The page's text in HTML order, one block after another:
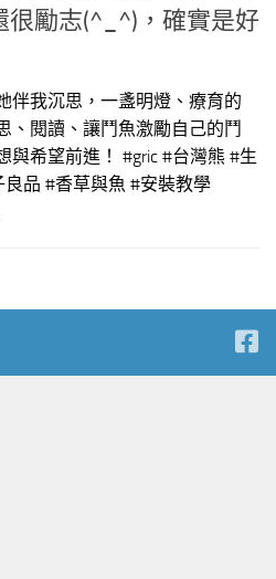
很勵志(^_^)，確實是好
伴我沉思，一盞明燈、療育的
、閱讀、讓鬥魚激勵自己的鬥
與希望前進！ #gric #台灣熊 #生
品 #香草與魚 #安裝教學